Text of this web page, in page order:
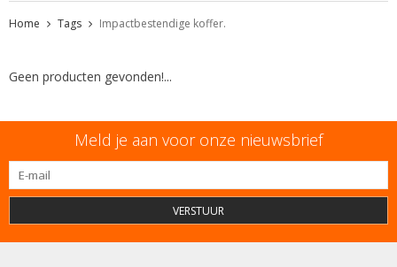
Home Tags Impactbestendige koffer.
Geen producten gevonden!...
Meld je aan voor onze nieuwsbrief
VERSTUUR